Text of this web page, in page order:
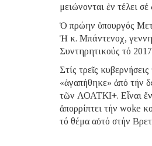
μειώνονται ἐν τέλει σέ
Ὁ πρώην ὑπουργός
Ἡ κ. Μπάντενοχ,
Συντηρητικούς τό
Στίς τρεῖς
«ἀγαπήθηκε» ἀπό τήν
τῶν ΛΟΑΤΚΙ+. Εἶναι
ἀπορρίπτει τήν woke
τό θέμα αὐτό στήν